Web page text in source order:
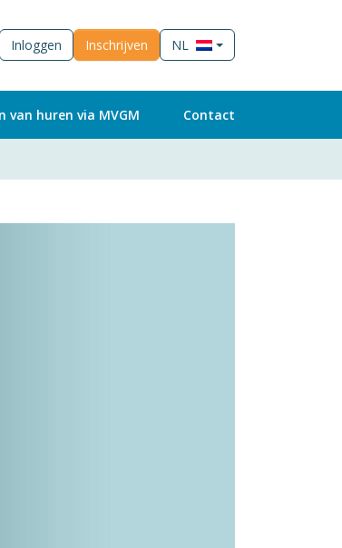
Inloggen Inschrijven NL
van huren via MVGM Contact